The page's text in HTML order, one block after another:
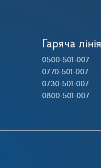
Гаряча лінія
0500-501-007
0770-501-007
0730-501-007
0800-501-007